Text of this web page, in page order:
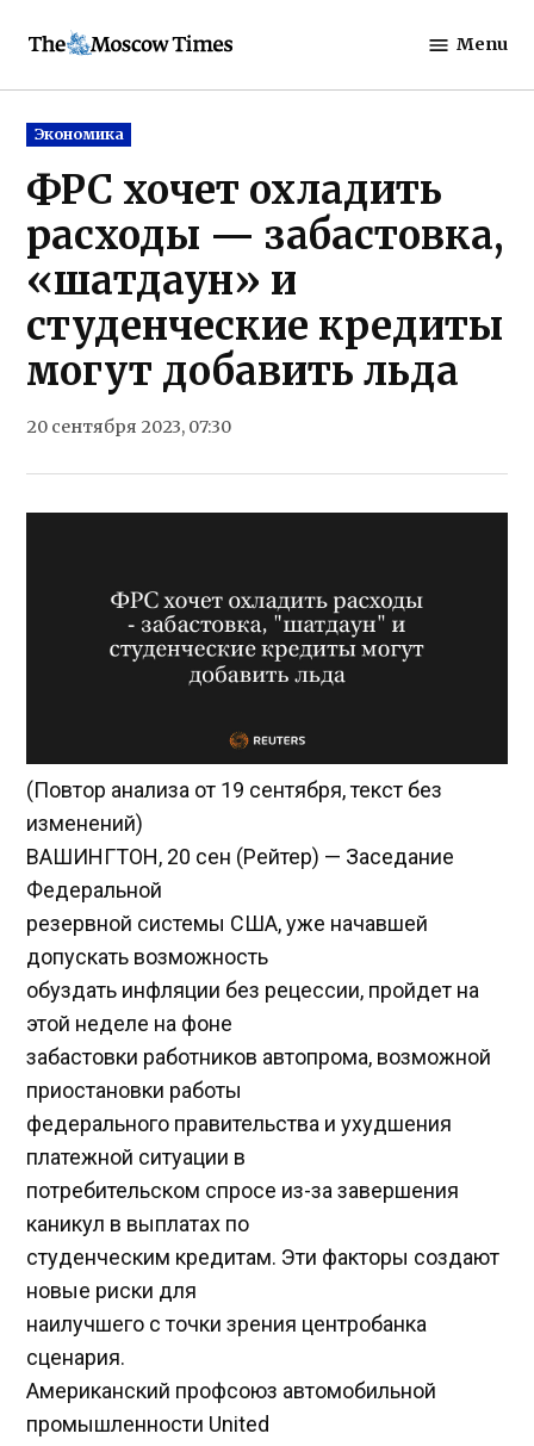
Moscow
Menu
Posted
in
Экономика
ФРС хочет охладить
расходы — забастовка,
«шатдаун» и
студенческие кредиты
могут добавить льда
20 сентября 2023, 07:30
(Повтор анализа от 19 сентября, текст без
изменений)
ВАШИНГТОН, 20 сен (Рейтер) — Заседание
Федеральной
резервной системы США, уже начавшей
допускать возможность
обуздать инфляции без рецессии, пройдет на
этой неделе на фоне
забастовки работников автопрома, возможной
приостановки работы
федерального правительства и ухудшения
платежной ситуации в
потребительском спросе из-за завершения
каникул в выплатах по
студенческим кредитам. Эти факторы создают
новые риски для
наилучшего с точки зрения центробанка
сценария.
Американский профсоюз автомобильной
промышленности United